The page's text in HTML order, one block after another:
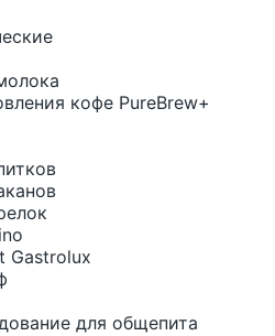
кофе PureBrew+
Gastrolux
для общепита